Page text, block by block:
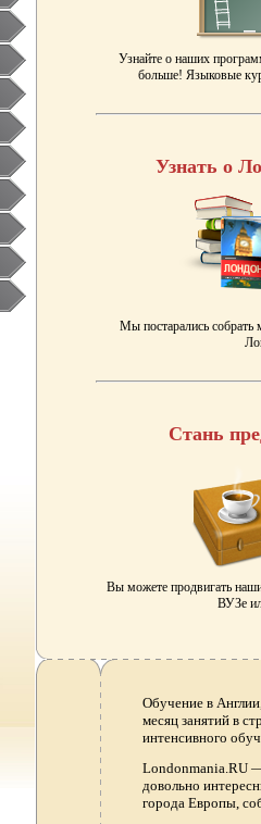
Узнайте о наших
больше! Языковые
Узнать о
Мы постарались собрать
Стань
Вы можете продвигать
ВУЗе
Обучение в
месяц занятий в
интенсивного
Londonmania.RU
довольно
города Европы,